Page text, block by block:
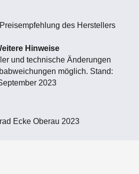
des Herstellers
Hinweise
und technische Änderungen
möglich. Stand:
2023
Ecke Oberau 2023